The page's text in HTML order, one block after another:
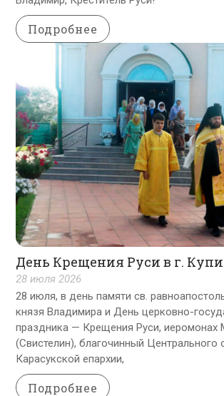
Подробнее
День Крещения Руси в г.
28 июля 2026
28 июля, в день памяти св.
князя Владимира и День церковно-
праздника — Крещения Руси, иеромонах
(Свистелин), благочинный Центрального
Карасукской епархии,
Подробнее